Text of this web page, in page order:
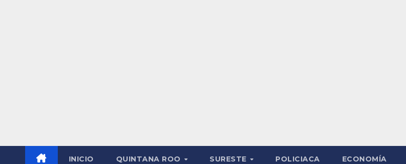
INICIO QUINTANA ROO SURESTE POLICIACA ECONOMÍA